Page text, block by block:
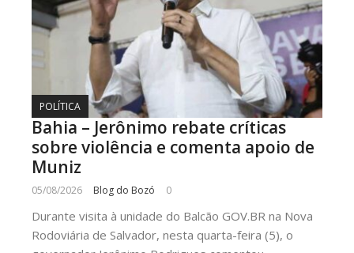
POLÍTICA
Bahia – Jerônimo rebate críticas
sobre violência e comenta apoio de
Muniz
05/08/2026 Blog do Bozó 0
Durante visita à unidade do Balcão GOV.BR na Nova
Rodoviária de Salvador, nesta quarta-feira (5), o